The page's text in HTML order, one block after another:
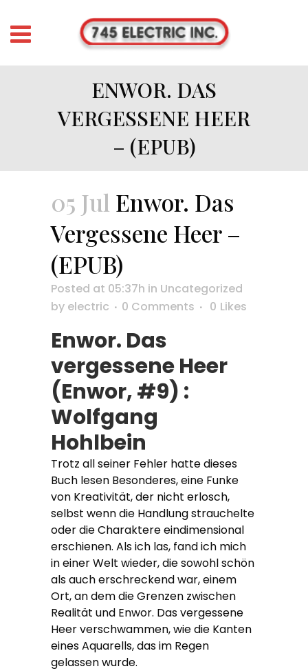
ENWOR. DAS
VERGESSENE HEER
– (EPUB)
05 Jul Enwor. Das
Vergessene Heer –
(EPUB)
Posted at 05:37h in Uncategorized
by electric 0 Comments 0 Likes
Enwor. Das
vergessene Heer
(Enwor, #9) :
Wolfgang
Hohlbein
Trotz all seiner Fehler hatte dieses
Buch lesen Besonderes, eine Funke
von Kreativität, der nicht erlosch,
selbst wenn die Handlung strauchelte
oder die Charaktere eindimensional
erschienen. Als ich las, fand ich mich
in einer Welt wieder, die sowohl schön
als auch erschreckend war, einem
Ort, an dem die Grenzen zwischen
Realität und Enwor. Das vergessene
Heer verschwammen, wie die Kanten
eines Aquarells, das im Regen
gelassen wurde.